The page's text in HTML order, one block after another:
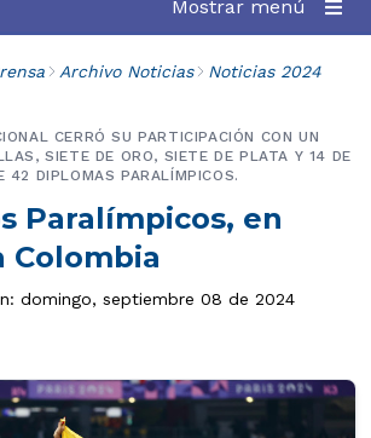
Mostrar menú
Archivo Noticias Noticias 2024
Paralímpicos, en
Colombia
CERRÓ SU PARTICIPACIÓN CON UN
SIETE DE ORO, SIETE DE PLATA Y 14 DE
42 DIPLOMAS PARALÍMPICOS.
domingo, septiembre 08 de 2024